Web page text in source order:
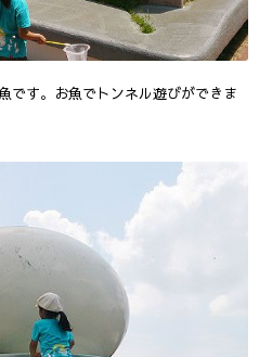
です。お魚でトンネル遊びができま